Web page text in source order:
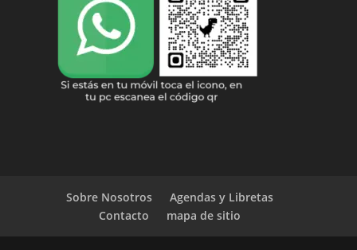
Sobre Nosotros
Agendas y Libretas
Contacto
mapa de sitio